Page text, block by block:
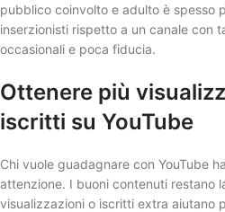
pubblico coinvolto e adulto è spesso
inserzionisti rispetto a un canale con
occasionali e poca fiducia.
Ottenere più
iscritti su YouTube
Chi vuole guadagnare con YouTube
attenzione. I buoni contenuti restano
visualizzazioni o iscritti extra aiutano